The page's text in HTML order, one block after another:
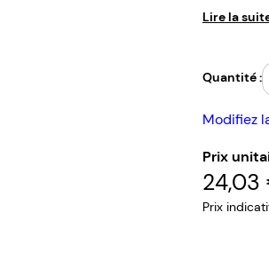
Lire la
Quantité :
Modifiez
Prix
24,03
Prix